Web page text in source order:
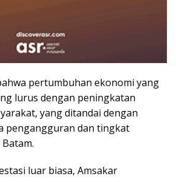
pertumbuhan ekonomi yang
lurus dengan peningkatan
yang ditandai dengan
pengangguran dan tingkat
luar biasa, Amsakar